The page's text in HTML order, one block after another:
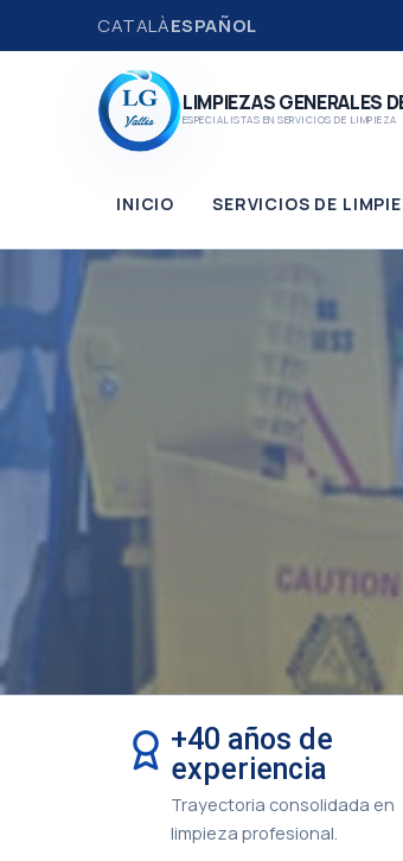
CATALÀESPAÑOL
LIMPIEZAS GENERALES
ESPECIALISTAS EN SERVICIOS DE LIMPIEZA
INICIO SERVICIOS DE
+40 años de
experiencia
Trayectoria consolidada en
limpieza profesional.